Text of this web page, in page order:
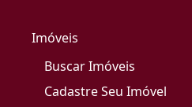
Imóveis
Buscar Imóveis
Cadastre Seu Imóvel